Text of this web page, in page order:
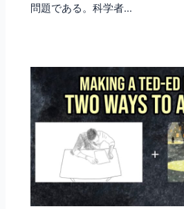
問題である。科学者…